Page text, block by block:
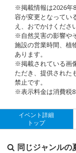
※掲載情報は2026年
容が変更となってい
え、おでかけください
※自然災害の影響や
施設の営業時間、植
あります。
※掲載されている画
ただき、提供された
禁止です。
※表示料金は消費税8
イベント詳細
トップ
同じジャンルの